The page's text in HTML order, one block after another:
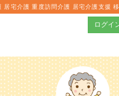
宅介護 重度訪問介護 居宅介護支援
ログイ